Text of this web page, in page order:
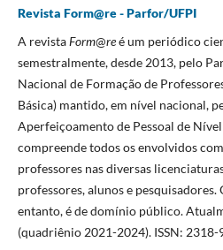
Revista Form@re - Parfor/UFPI
A revistaForm@reé um periódico
semestralmente, desde 2013, pelo
Nacional de Formação de
Básica) mantido, em nível nacional,
Aperfeiçoamento de Pessoal de
compreende todos os envolvidos
professores nas diversas
professores, alunos e
entanto, é de domínio público.
(quadriênio 2021-2024). ISSN: 2318-